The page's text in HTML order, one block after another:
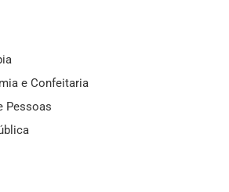
e Confeitaria
Pessoas